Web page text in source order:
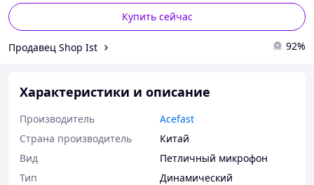
Купить сейчас
Продавец Shop Ist 92%
Характеристики и описание
Производитель
Acefast
Страна производитель
Китай
Вид
Петличный микрофон
Тип
Динамический